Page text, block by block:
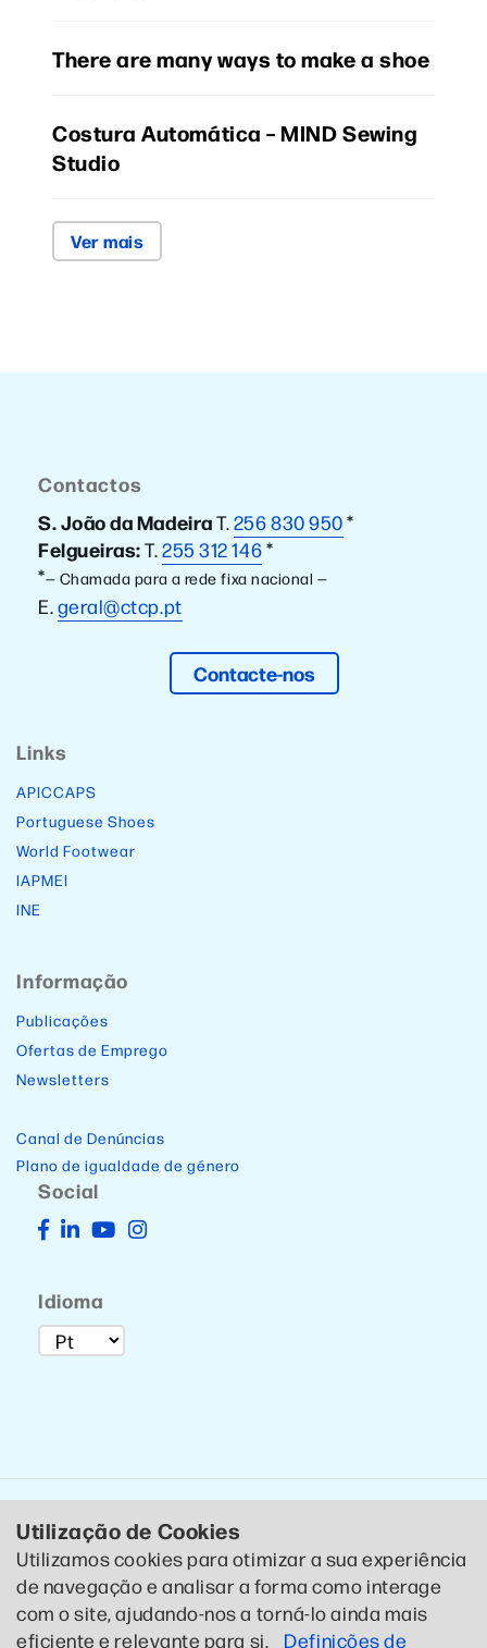
There are many ways to make a shoe
Costura Automática – MIND Sewing
Studio
Ver mais
Contactos
S. João da MadeiraT.256 830 950*
Felgueiras:T.255 312 146*
*— Chamada para a rede fixa nacional —
E.geral@ctcp.pt
Contacte-nos
Links
APICCAPS
Portuguese Shoes
World Footwear
IAPMEI
INE
Informação
Publicações
Ofertas de Emprego
Newsletters
Canal de Denúncias
Plano de igualdade de género
Social
Idioma
© 2020 CTCP . Todos os direitos reservados . Política de
Privacidade
Utilização de Cookies
Utilizamos cookies para otimizar a sua experiência
de navegação e analisar a forma como interage
com o site, ajudando-nos a torná-lo ainda mais
eficiente e relevante para si. Definições de